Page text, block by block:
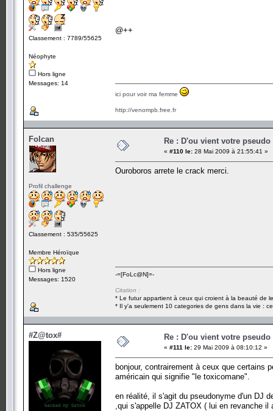
Classement : 7789/55625
Néophyte
Hors ligne
Messages: 14
@++
ici pour voir ma femme
http://venompb.free.fr
Folcan
Profil challenge
Classement : 535/55625
Membre Héroïque
Hors ligne
Messages: 1520
Re : D'ou vient votre pseudo
« #110 le: 28 Mai 2009 à 21:55:41 »
Ouroboros arrete le crack merci.
-=[FoLc@N]=-
Citation :
* Le futur appartient à ceux qui croient à la beauté de
* Il y'a seulement 10 categories de gens dans la vie :
#Z@tox# Re : D'ou vient votre pseudo
« #111 le: 29 Mai 2009 à 08:10:12 »
bonjour, contrairement à ceux que certains
américain qui signifie "le toxicomane".
en réalité, il s'agit du pseudonyme d'un DJ
,qui s'appelle DJ ZATOX ( lui en revanche